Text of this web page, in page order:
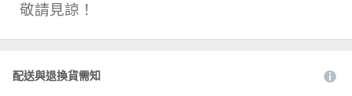
敬請見諒！
配送與退換貨需知